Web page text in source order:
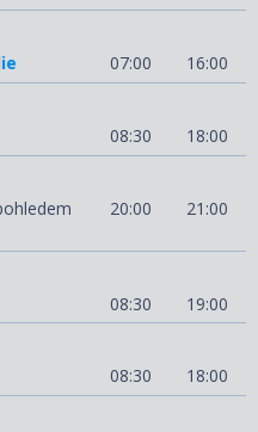
07:00
16:00
08:30
18:00
20:00 21:00
08:30
19:00
08:30
18:00